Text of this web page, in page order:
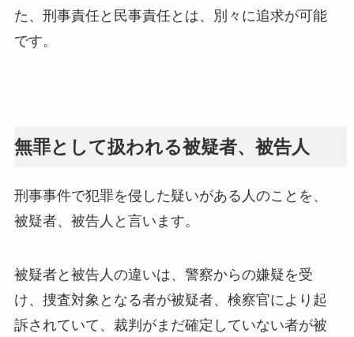
た、刑事責任と民事責任とは、別々に追求が可能
です。
無罪として扱われる被疑者、被告人
刑事事件で犯罪を侵した疑いがある人のことを、
被疑者、被告人と言います。
被疑者と被告人の違いは、警察からの嫌疑を受
け、捜査対象となる者が被疑者、検察官により起
訴されていて、裁判がまだ確定していない者が被